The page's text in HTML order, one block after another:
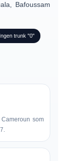
Bafoussam
trunk "0"
som
.